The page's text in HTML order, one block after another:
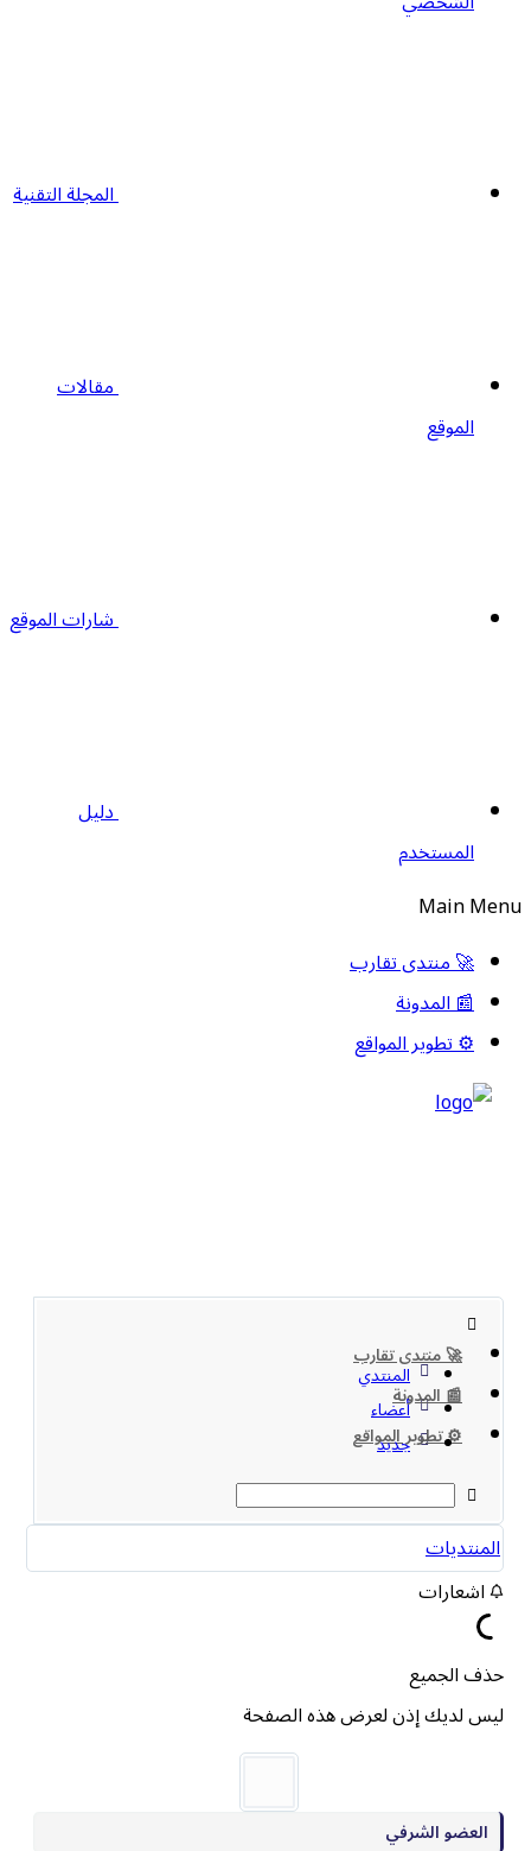
المجلة التقنية
مقالات
الموقع
شارات الموقع
دليل
المستخدم
Main Menu
🚀 منتدى تقارب
📰 المدونة
⚙️ تطوير المواقع
🚀 منتدى تقارب
📰 المدونة
⚙️ تطوير المواقع
المنتدي
أعضاء
جديد
المنتديات
اشعارات
حذف الجميع
ليس لديك إذن لعرض هذه الصفحة
العضو الشرفي